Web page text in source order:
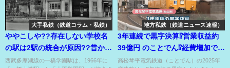
大手私鉄（鉄道コラム・私鉄）
ややこしや??存在しない学校名
の駅は2駅の統合が原因??昔から
の謎のデルタ地帯??
西武多摩湖線の一橋学園駅は、1966年に
地方私鉄（鉄道ニュース速報）
3年連続で黒字決算⁉営業収益約
39億円 のことでん⁉経費増加で実
は苦しい??
高松琴平電気鉄道（ことでん）の2025年